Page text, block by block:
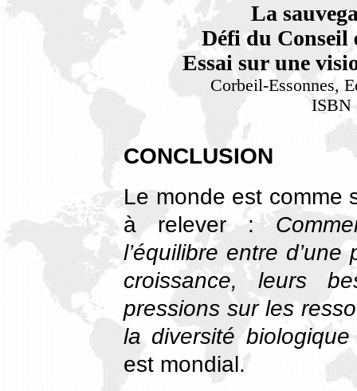
La
Défi du Conseil
Essai sur une
Corbeil-Essonnes,
ISBN
CONCLUSION
Le monde est comme
à relever :
l’équilibre entre
croissance, leurs
pressions sur les
la diversité
est mondial.